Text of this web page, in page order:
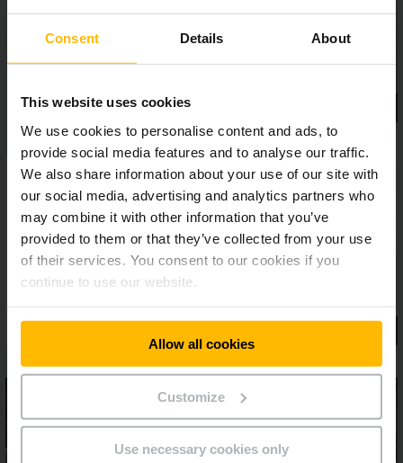
Consent Details About
This website uses cookies
We use cookies to personalise content and ads, to
provide social media features and to analyse our traffic.
We also share information about your use of our site with
our social media, advertising and analytics partners who
may combine it with other information that you’ve
provided to them or that they’ve collected from your use
of their services. You consent to our cookies if you
continue to use our website.
Allow all cookies
Customize
Use necessary cookies only